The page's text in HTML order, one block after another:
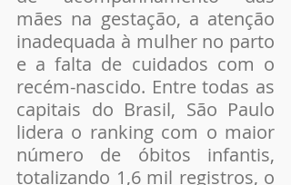
mães na gestação, a atenção
inadequada à mulher no parto
e a falta de cuidados com o
recém-nascido. Entre todas as
capitais do Brasil, São Paulo
lidera o ranking com o maior
número de óbitos infantis,
totalizando 1,6 mil registros, o